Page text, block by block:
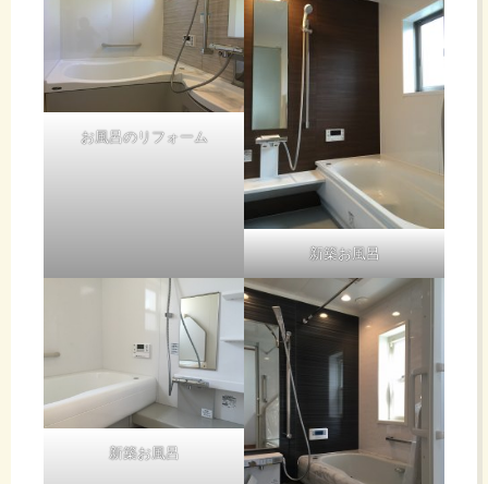
お風呂のリフォーム
新築お風呂
新築お風呂